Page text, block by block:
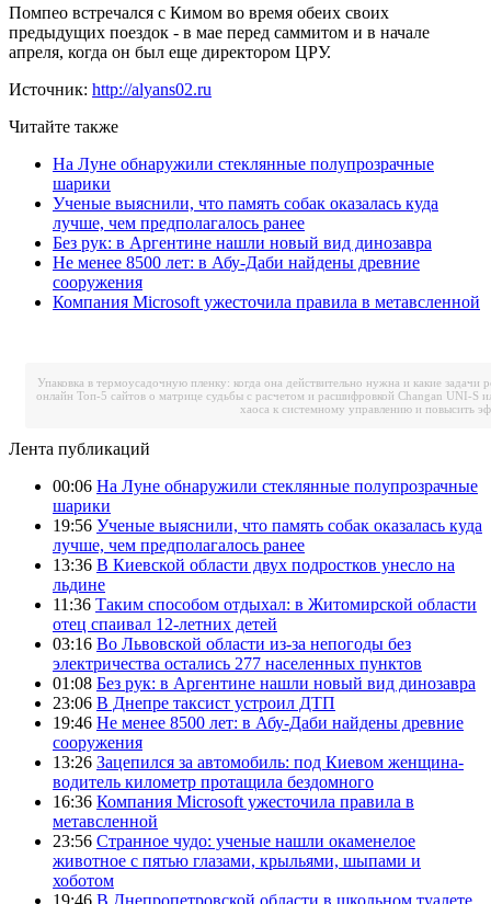
Помпео встречался с Кимом во время обеих своих
предыдущих поездок - в мае перед саммитом и в начале
апреля, когда он был еще директором ЦРУ.
Источник: http://alyans02.ru
Читайте также
На Луне обнаружили стеклянные полупрозрачные
шарики
Ученые выяснили, что память собак оказалась куда
лучше, чем предполагалось ранее
Без рук: в Аргентине нашли новый вид динозавра
Не менее 8500 лет: в Абу-Даби найдены древние
сооружения
Компания Microsoft ужесточила правила в метавсленной
Упаковка в термоусадочную пленку: когда она действительно нужна и какие задачи
онлайн Топ-5 сайтов о матрице судьбы с расчетом и расшифровкой Changan UNI-S
хаоса к системному управлению и повысить
Лента публикаций
00:06 На Луне обнаружили стеклянные полупрозрачные
шарики
19:56 Ученые выяснили, что память собак оказалась куда
лучше, чем предполагалось ранее
13:36 В Киевской области двух подростков унесло на
льдине
11:36 Таким способом отдыхал: в Житомирской области
отец спаивал 12-летних детей
03:16 Во Львовской области из-за непогоды без
электричества остались 277 населенных пунктов
01:08 Без рук: в Аргентине нашли новый вид динозавра
23:06 В Днепре таксист устроил ДТП
19:46 Не менее 8500 лет: в Абу-Даби найдены древние
сооружения
13:26 Зацепился за автомобиль: под Киевом женщина-
водитель километр протащила бездомного
16:36 Компания Microsoft ужесточила правила в
метавсленной
23:56 Странное чудо: ученые нашли окаменелое
животное с пятью глазами, крыльями, шыпами и
хоботом
19:46 В Днепропетровской области в школьном туалете